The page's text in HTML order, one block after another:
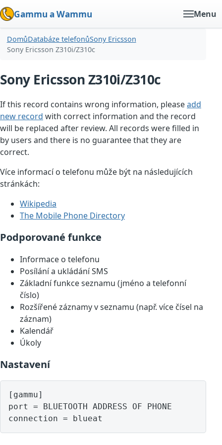
Gammu a Wammu Menu
DomůDatabáze telefonůSony Ericsson
Sony Ericsson Z310i/Z310c
Sony Ericsson Z310i/Z310c
If this record contains wrong information, pleaseadd
new record with correct information and the record
will be replaced after review. All records were filled in
by users and there is no guarantee that they are
correct.
Více informací o telefonu může být na následujících
stránkách:
Wikipedia
The Mobile Phone Directory
Podporované funkce
Informace o telefonu
Posílání a ukládání SMS
Základní funkce seznamu (jméno a telefonní
číslo)
Rozšířené záznamy v seznamu (např. více čísel na
záznam)
Kalendář
Úkoly
Nastavení
[gammu]
port = BLUETOOTH ADDRESS OF PHONE